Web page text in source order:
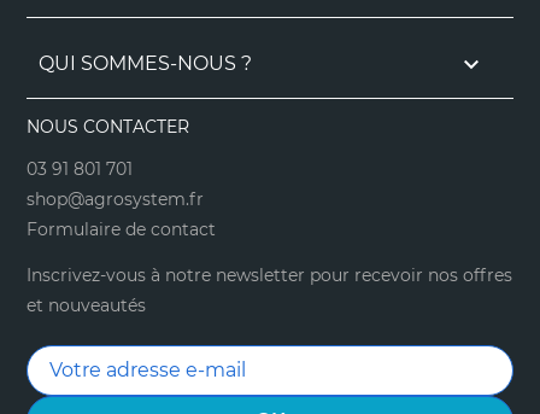
QUI SOMMES-NOUS ? 
NOUS CONTACTER
03 91 801 701
shop@agrosystem.fr
Formulaire de contact
Inscrivez-vous à notre newsletter pour recevoir nos offres
et nouveautés